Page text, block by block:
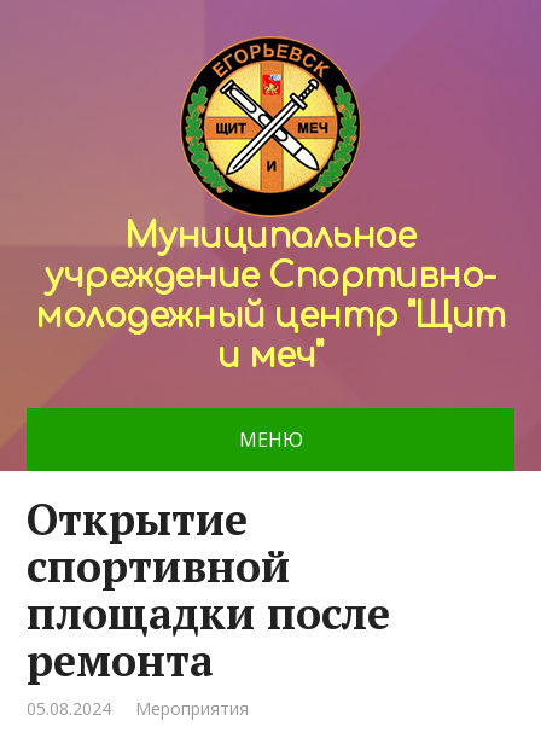
Муниципальное
учреждение Спортивно-
молодежный центр "Щит
и меч"
МЕНЮ
Открытие
спортивной
площадки после
ремонта
05.08.2024 Мероприятия